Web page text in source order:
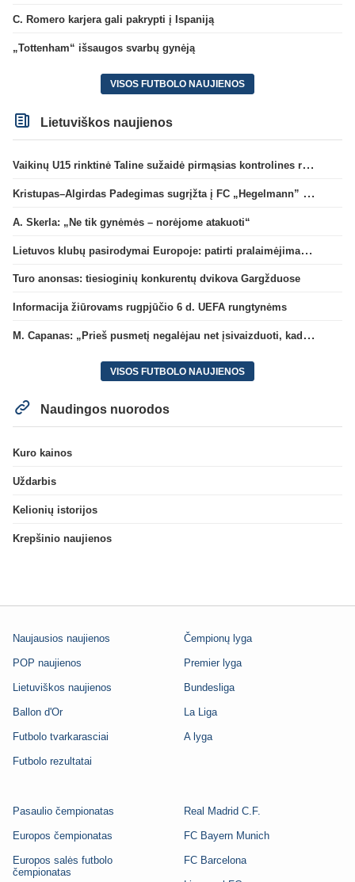
C. Romero karjera gali pakrypti į Ispaniją
„Tottenham“ išsaugos svarbų gynėją
VISOS FUTBOLO NAUJIENOS
Lietuviškos naujienos
Vaikinų U15 rinktinė Taline sužaidė pirmąsias kontrolines rungtynes
Kristupas–Algirdas Padegimas sugrįžta į FC „Hegelmann” B sudėtį
A. Skerla: „Ne tik gynėmės – norėjome atakuoti“
Lietuvos klubų pasirodymai Europoje: patirti pralaimėjimai Kroatijos atstovams
Turo anonsas: tiesioginių konkurentų dvikova Gargžduose
Informacija žiūrovams rugpjūčio 6 d. UEFA rungtynėms
M. Capanas: „Prieš pusmetį negalėjau net įsivaizduoti, kad žaisime prieš „Hajduk“
VISOS FUTBOLO NAUJIENOS
Naudingos nuorodos
Kuro kainos
Uždarbis
Kelionių istorijos
Krepšinio naujienos
Naujausios naujienos
POP naujienos
Lietuviškos naujienos
Ballon d'Or
Futbolo tvarkarasciai
Futbolo rezultatai
Čempionų lyga
Premier lyga
Bundesliga
La Liga
A lyga
Pasaulio čempionatas
Europos čempionatas
Europos salės futbolo
čempionatas
Real Madrid C.F.
FC Bayern Munich
FC Barcelona